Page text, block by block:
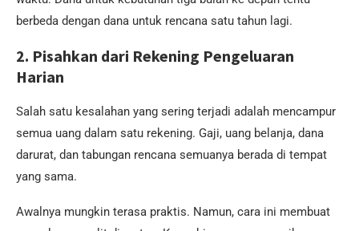
berbeda dengan dana untuk rencana satu tahun lagi.
2. Pisahkan dari Rekening Pengeluaran
Harian
Salah satu kesalahan yang sering terjadi adalah mencampur
semua uang dalam satu rekening. Gaji, uang belanja, dana
darurat, dan tabungan rencana semuanya berada di tempat
yang sama.
Awalnya mungkin terasa praktis. Namun, cara ini membuat